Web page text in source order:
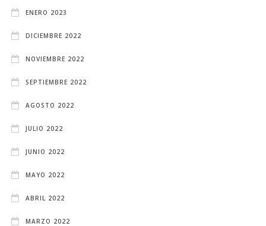
ENERO 2023
DICIEMBRE 2022
NOVIEMBRE 2022
SEPTIEMBRE 2022
AGOSTO 2022
JULIO 2022
JUNIO 2022
MAYO 2022
ABRIL 2022
MARZO 2022